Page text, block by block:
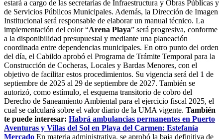
estará a cargo de las secretarías de Infraestructura y Obras Públicas y
de Servicios Públicos Municipales. Además, la Dirección de Imagen
Institucional será responsable de elaborar un manual técnico. La
implementación del color “Arena Playa” será progresiva, conforme
a la disponibilidad presupuestal y mediante una planeación
coordinada entre dependencias municipales. En otro punto del orden
del día, el Cabildo aprobó el Programa de Trámite Temporal para la
Construcción de Cocheras, Locales y Bardas Menores, con el
objetivo de facilitar estos procedimientos. Su vigencia será del 1 de
septiembre de 2025 al 29 de septiembre de 2027. También se
autorizó, como estímulo, el esquema transitorio de cobro del
Derecho de Saneamiento Ambiental para el ejercicio fiscal 2025, el
cual se calculará sobre el valor diario de la UMA vigente. También
te puede interesar: Habrá ambulancias permanentes en Puerto
Aventuras y Villas del Sol en Playa del Carmen: Estefanía
Mercado En materia administrativa, se aprobó la baja definitiva de